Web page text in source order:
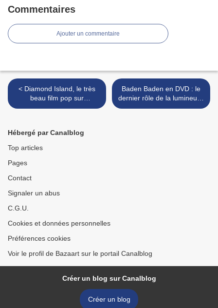
Commentaires
Ajouter un commentaire
< Diamond Island, le très
beau film pop sur
l'adolescence
Baden Baden en DVD : le
dernier rôle de la lumineuse
Claude Gensac >
Hébergé par Canalblog
Top articles
Pages
Contact
Signaler un abus
C.G.U.
Cookies et données personnelles
Préférences cookies
Voir le profil de Bazaart sur le portail Canalblog
Créer un blog sur Canalblog
Créer un blog